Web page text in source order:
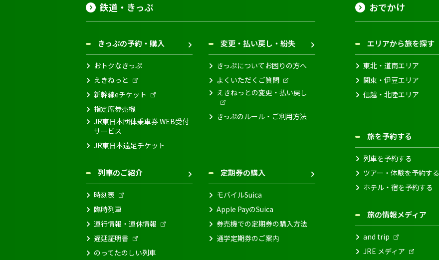
鉄道・きっぷ
きっぷの予約・購入
おトクなきっぷ
えきねっと
新幹線eチケット
指定席券売機
JR東日本団体乗車券 WEB受付
サービス
JR東日本遠足チケット
変更・払い戻し・紛失
きっぷについてお困りの方へ
よくいただくご質問
えきねっとの変更・払い戻し
きっぷのルール・ご利用方法
列車のご紹介
時刻表
臨時列車
運行情報・運休情報
遅延証明書
のってたのしい列車
定期券の購入
モバイルSuica
Apple PayのSuica
券売機での定期券の購入方法
通学定期券のご案内
おでかけ
エリアから旅を探す
東北・道南エリア
関東・伊豆エリア
信越・北陸エリア
旅を予約する
列車を予約する
ツアー・体験を予約する
ホテル・宿を予約する
旅の情報メディア
and trip
JRE メディア